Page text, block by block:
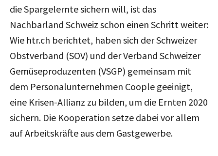
die Spargelernte sichern will, ist das
Nachbarland Schweiz schon einen Schritt weiter:
Wie htr.ch berichtet, haben sich der Schweizer
Obstverband (SOV) und der Verband Schweizer
Gemüseproduzenten (VSGP) gemeinsam mit
dem Personalunternehmen Coople geeinigt,
eine Krisen-Allianz zu bilden, um die Ernten 2020
sichern. Die Kooperation setze dabei vor allem
auf Arbeitskräfte aus dem Gastgewerbe.